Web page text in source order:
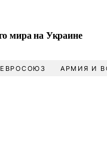
мира на Украине
ЕВРОСОЮЗ АРМИЯ И